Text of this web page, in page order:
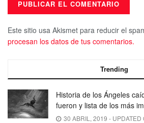
Este sitio usa Akismet para reducir el
procesan los datos de tus comentarios.
Trending
Historia de los Ángeles
fueron y lista de los más
30 ABRIL, 2019 - UPDATED